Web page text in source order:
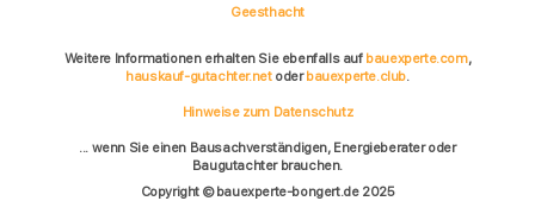
Geesthacht
Weitere Informationen erhalten Sie ebenfalls auf bauexperte.com,
hauskauf-gutachter.netoderbauexperte.club.
Hinweise zum Datenschutz
... wenn Sie einen Bausachverständigen, Energieberater oder
Baugutachter brauchen.
Copyright © bauexperte-bongert.de 2025